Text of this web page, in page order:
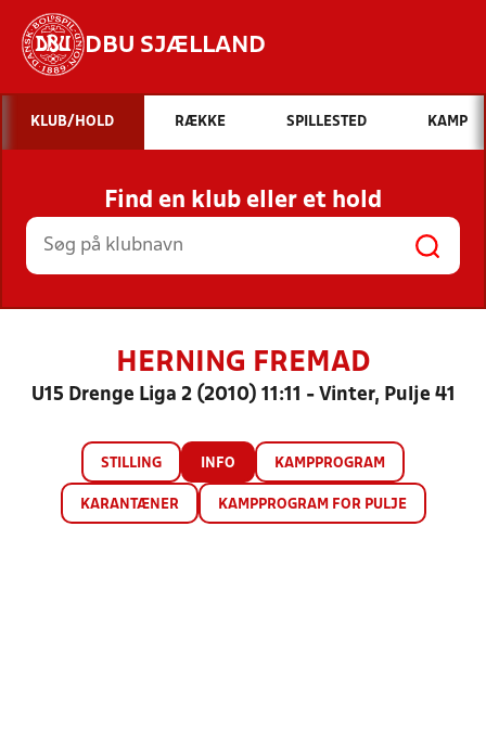
DBU SJÆLLAND
Hvad vil du søge efter?
INDHOLD OG NYHEDER
STILLINGER, RESULTATER, KLUBBER OG
HOLD
KLUB/HOLD RÆKKE SPILLESTED KAMP
Find en klub eller et hold
HERNING FREMAD
U15 Drenge Liga 2 (2010) 11:11 - Vinter, Pulje 41
STILLING INFO KAMPPROGRAM
KARANTÆNER KAMPPROGRAM FOR PULJE